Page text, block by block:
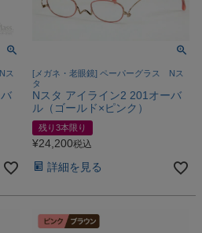
ス
[メガネ・老眼鏡] ペーパーグラス Nス
タ
Nスタ アイライン2 201オーバ
ル（ゴールド×ピンク）
残り3本限り
¥24,200税込
詳細を見る